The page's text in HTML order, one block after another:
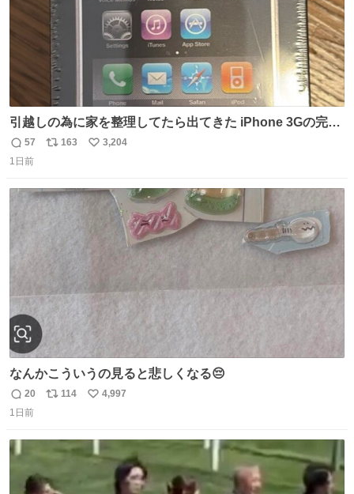
引越しの為に家を整理してたら出てきた iPhone 3Gの完全
未開封品 かなり前に楽天だかで買った多分未使用のデモ機
で-が出るのだと思うんだよね ヤフオクで売れてない190万
本初のモデルではあるけど´д` ; #Apple #iPhone3G
返
信
57
リ
ト
数
163
い
3,204
1日前
なんかこういうの見ると悲しくなる😔
返
信
20
リ
ト
114
い
数
4,997
1日前